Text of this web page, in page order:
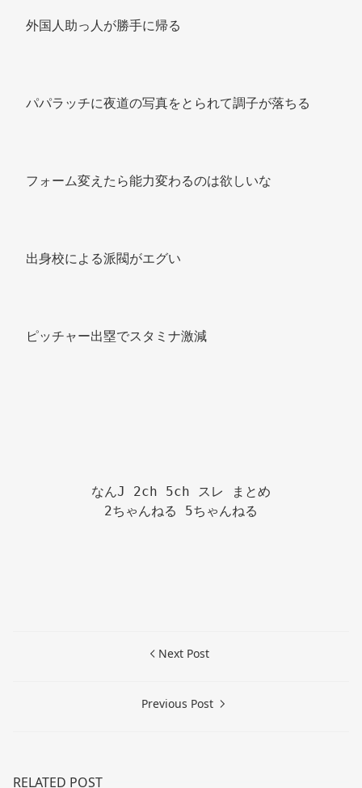
外国人助っ人が勝手に帰る
パパラッチに夜道の写真をとられて調子が落ちる
フォーム変えたら能力変わるのは欲しいな
出身校による派閥がエグい
ピッチャー出塁でスタミナ激減
なんJ 2ch 5ch スレ まとめ
2ちゃんねる 5ちゃんねる
Next Post
Previous Post
RELATED POST